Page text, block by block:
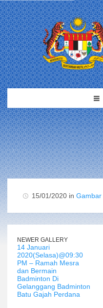
15/01/2020 in Gambar
NEWER GALLERY
14 Januari
2020(Selasa)@09:30
PM – Ramah Mesra
dan Bermain
Badminton Di
Gelanggang Badminton
Batu Gajah Perdana